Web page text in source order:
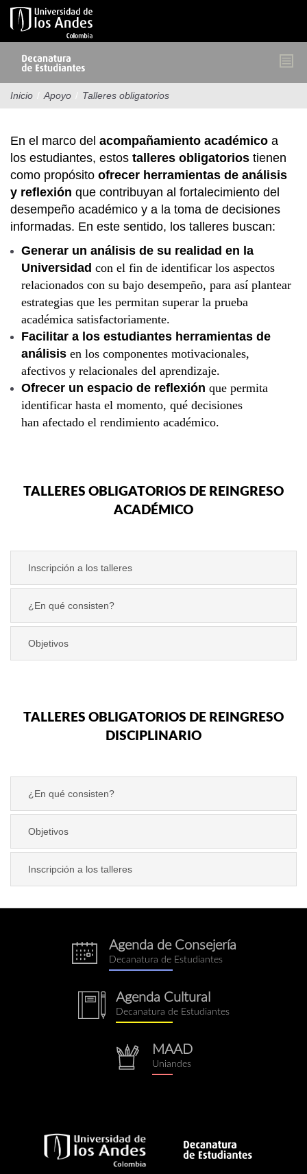
Pasar
contenido
Inicio / Apoyo / Talleres obligatorios
En el marco del acompañamiento académico a
los estudiantes, estos talleres obligatorios tienen
como propósito ofrecer herramientas de análisis
y reflexión que contribuyan al fortalecimiento del
desempeño académico y a la toma de decisiones
informadas. En este sentido, los talleres buscan:
Generar un análisis de su realidad en la
Universidad con el fin de identificar los aspectos
relacionados con su bajo desempeño, para así plantear
estrategias que les permitan superar la prueba
académica satisfactoriamente.
Facilitar a los estudiantes herramientas de
análisis en los componentes motivacionales,
afectivos y relacionales del aprendizaje.
Ofrecer un espacio de reflexión que permita
identificar hasta el momento, qué decisiones
han afectado el rendimiento académico.
TALLERES OBLIGATORIOS DE REINGRESO
ACADÉMICO
Inscripción a los talleres
¿En qué consisten?
Objetivos
TALLERES OBLIGATORIOS DE REINGRESO
DISCIPLINARIO
¿En qué consisten?
Objetivos
Inscripción a los talleres
eventos.png
Agenda de Consejería
Decanatura de Estudiantes
notebook.png
Agenda Cultural
Decanatura de Estudiantes
repositorio.png
MAAD
Uniandes